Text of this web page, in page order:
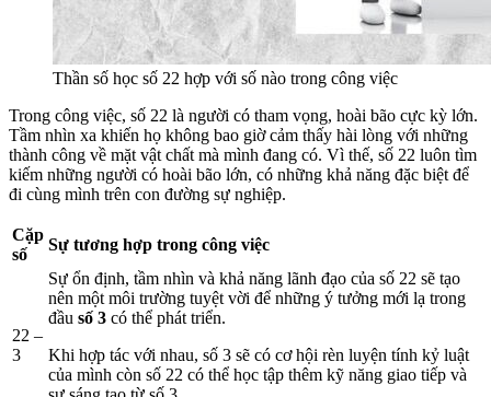
Thần số học số 22 hợp với số nào trong công việc
Trong công việc, số 22 là người có tham vọng, hoài bão cực kỳ lớn.
Tầm nhìn xa khiến họ không bao giờ cảm thấy hài lòng với những
thành công về mặt vật chất mà mình đang có. Vì thế, số 22 luôn tìm
kiếm những người có hoài bão lớn, có những khả năng đặc biệt để
đi cùng mình trên con đường sự nghiệp.
Cặp
số
Sự tương hợp trong công việc
22 –
3
Sự ổn định, tầm nhìn và khả năng lãnh đạo của số 22 sẽ tạo
nên một môi trường tuyệt vời để những ý tưởng mới lạ trong
đầu số 3 có thể phát triển.
Khi hợp tác với nhau, số 3 sẽ có cơ hội rèn luyện tính kỷ luật
của mình còn số 22 có thể học tập thêm kỹ năng giao tiếp và